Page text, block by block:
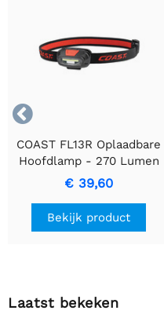

COAST FL13R Oplaadbare
Hoofdlamp - 270 Lumen
Twee-Kleuren Licht
€ 39,60
Bekijk product
Laatst bekeken